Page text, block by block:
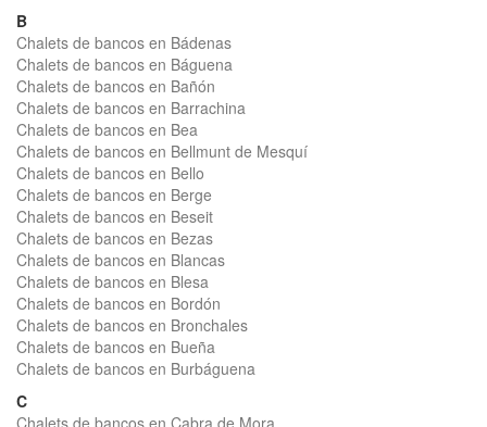
B
Chalets de bancos en Bádenas
Chalets de bancos en Báguena
Chalets de bancos en Bañón
Chalets de bancos en Barrachina
Chalets de bancos en Bea
Chalets de bancos en Bellmunt de Mesquí
Chalets de bancos en Bello
Chalets de bancos en Berge
Chalets de bancos en Beseit
Chalets de bancos en Bezas
Chalets de bancos en Blancas
Chalets de bancos en Blesa
Chalets de bancos en Bordón
Chalets de bancos en Bronchales
Chalets de bancos en Bueña
Chalets de bancos en Burbáguena
C
Chalets de bancos en Cabra de Mora